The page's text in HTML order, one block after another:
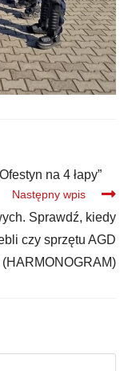
na 4 łapy”
Następny wpis
Sprawdź, kiedy
czy sprzętu AGD
(HARMONOGRAM)